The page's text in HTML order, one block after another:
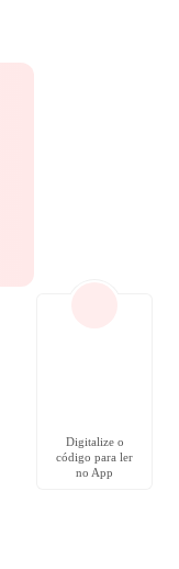
Digitalize o
código para ler
no App